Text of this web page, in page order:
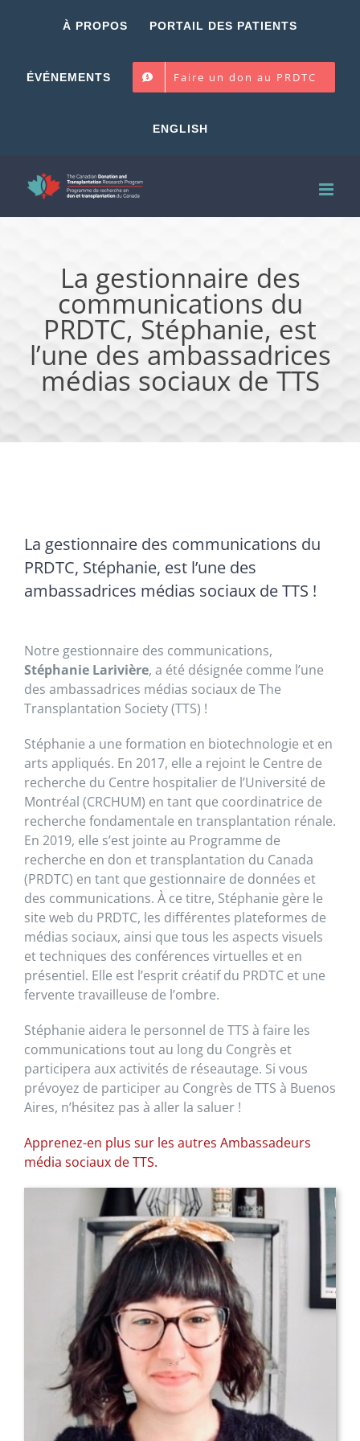
À PROPOS PORTAIL DES PATIENTS
ÉVÉNEMENTS Faire un don au PRDTC
ENGLISH
La gestionnaire des
communications du
PRDTC, Stéphanie, est
l’une des ambassadrices
médias sociaux de TTS
La gestionnaire des communications du
PRDTC, Stéphanie, est l’une des
ambassadrices médias sociaux de TTS !
Notre gestionnaire des communications,
Stéphanie Larivière, a été désignée comme l’une
des ambassadrices médias sociaux de The
Transplantation Society (TTS) !
Stéphanie a une formation en biotechnologie et en
arts appliqués. En 2017, elle a rejoint le Centre de
recherche du Centre hospitalier de l’Université de
Montréal (CRCHUM) en tant que coordinatrice de
recherche fondamentale en transplantation rénale.
En 2019, elle s’est jointe au Programme de
recherche en don et transplantation du Canada
(PRDTC) en tant que gestionnaire de données et
des communications. À ce titre, Stéphanie gère le
site web du PRDTC, les différentes plateformes de
médias sociaux, ainsi que tous les aspects visuels
et techniques des conférences virtuelles et en
présentiel. Elle est l’esprit créatif du PRDTC et une
fervente travailleuse de l’ombre.
Stéphanie aidera le personnel de TTS à faire les
communications tout au long du Congrès et
participera aux activités de réseautage. Si vous
prévoyez de participer au Congrès de TTS à Buenos
Aires, n’hésitez pas à aller la saluer !
Apprenez-en plus sur les autres Ambassadeurs
média sociaux de TTS.